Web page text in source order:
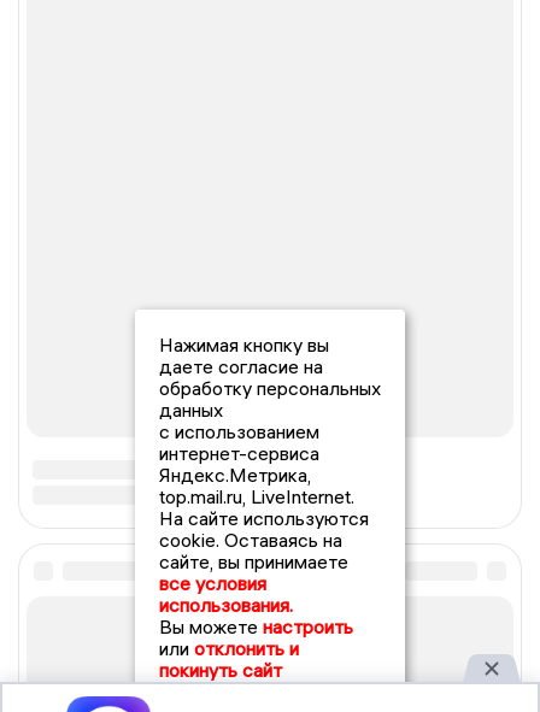
Нажимая кнопку вы
даете согласие на
обработку персональных
данных
с использованием
интернет-сервиса
Яндекс.Метрика,
top.mail.ru, LiveInternet.
На сайте используются
cookie. Оставаясь на
сайте, вы принимаете
все условия
использования.
Вы можете настроить
или отклонить и
покинуть сайт